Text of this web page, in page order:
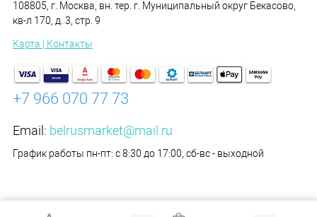
108805, г. Москва, вн. тер. г. Муниципальный округ Бекасово,
кв-л 170, д. 3, стр. 9
Карта | Контакты
+7 966 070 77 73
Email: belrusmarket@mail.ru
График работы пн-пт: с 8:30 до 17:00, сб-вс - выходной